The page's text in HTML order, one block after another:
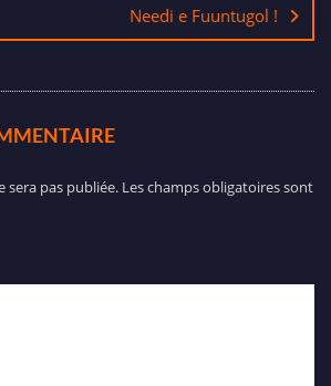
Needi e Fuuntugol !
sera pas publiée. Les champs obligatoires sont